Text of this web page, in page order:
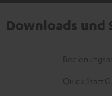
Downloads und
D
o
Quick Start